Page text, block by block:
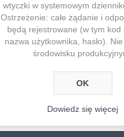
z o.o. Sp. k.
320 Gogolin
04-83
wtyczki w systemowym
Ostrzeżenie: całe żądanie i
będą rejestrowane (w tym kod
nazwa użytkownika, hasło). Nie
środowisku
OK
Dowiedz się więcej